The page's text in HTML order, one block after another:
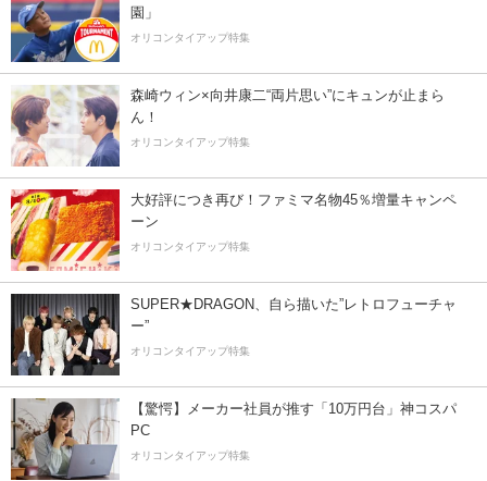
園」
オリコンタイアップ特集
森崎ウィン×向井康二“両片思い”にキュンが止まら
ん！
オリコンタイアップ特集
大好評につき再び！ファミマ名物45％増量キャンペ
ーン
オリコンタイアップ特集
SUPER★DRAGON、自ら描いた”レトロフューチャ
ー”
オリコンタイアップ特集
【驚愕】メーカー社員が推す「10万円台」神コスパ
PC
オリコンタイアップ特集